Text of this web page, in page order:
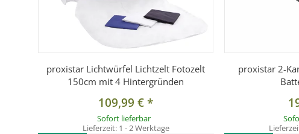
proxistar Lichtwürfel Lichtzelt Fotozelt
150cm mit 4 Hintergründen
109,99 €*
Sofort lieferbar
Lieferzeit: 1 - 2 Werktage
proxistar 2-